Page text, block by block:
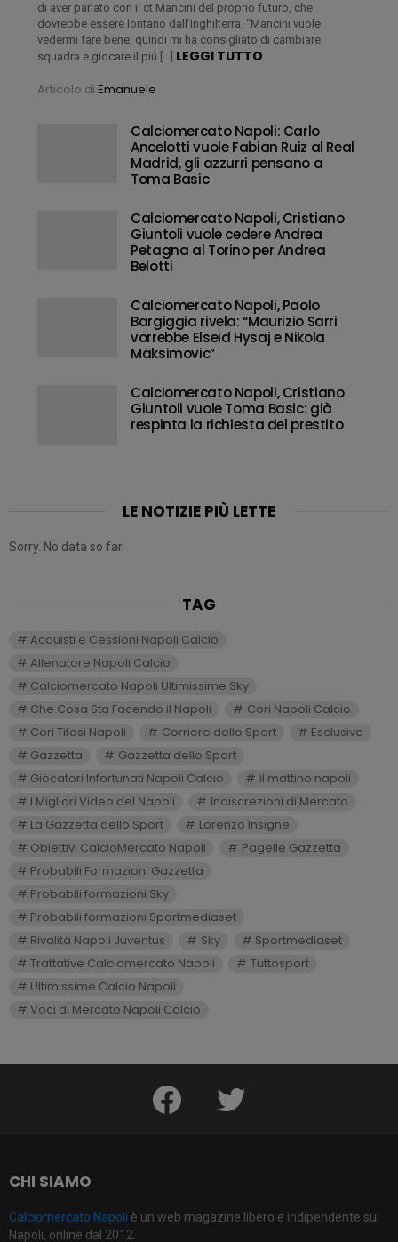
di aver parlato con il ct Mancini del proprio futuro, che
dovrebbe essere lontano dall’Inghilterra. “Mancini vuole
vedermi fare bene, quindi mi ha consigliato di cambiare
squadra e giocare il più […] LEGGI TUTTO
Articolo di Emanuele
Calciomercato Napoli: Carlo
Ancelotti vuole Fabian Ruiz al Real
Madrid, gli azzurri pensano a
Toma Basic
Calciomercato Napoli, Cristiano
Giuntoli vuole cedere Andrea
Petagna al Torino per Andrea
Belotti
Calciomercato Napoli, Paolo
Bargiggia rivela: “Maurizio Sarri
vorrebbe Elseid Hysaj e Nikola
Maksimovic”
Calciomercato Napoli, Cristiano
Giuntoli vuole Toma Basic: già
respinta la richiesta del prestito
LE NOTIZIE PIÙ LETTE
Sorry. No data so far.
TAG
Acquisti e Cessioni Napoli Calcio
Allenatore Napoli Calcio
Calciomercato Napoli Ultimissime Sky
Che Cosa Sta Facendo il Napoli
Cori Napoli Calcio
Cori Tifosi Napoli
Corriere dello Sport
Esclusive
Gazzetta
Gazzetta dello Sport
Giocatori Infortunati Napoli Calcio
il mattino napoli
I Migliori Video del Napoli
Indiscrezioni di Mercato
La Gazzetta dello Sport
Lorenzo Insigne
Obiettivi CalcioMercato Napoli
Pagelle Gazzetta
Probabili Formazioni Gazzetta
Probabili formazioni Sky
Probabili formazioni Sportmediaset
Rivalità Napoli Juventus
Sky
Sportmediaset
Trattative Calciomercato Napoli
Tuttosport
Ultimissime Calcio Napoli
Voci di Mercato Napoli Calcio
facebook twitter
CHI SIAMO
Calciomercato Napoli è un web magazine libero e indipendente sul
Napoli, online dal 2012.